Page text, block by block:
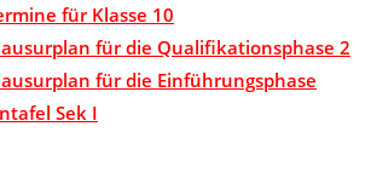
für Klasse 10
für die Qualifikationsphase 2
für die Einführungsphase
Sek I